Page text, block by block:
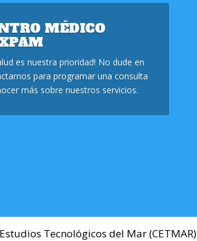
MÉDICO
es nuestra prioridad! No dude en
para programar una consulta
más sobre nuestros servicios.
Tecnológicos del Mar (CETMAR)